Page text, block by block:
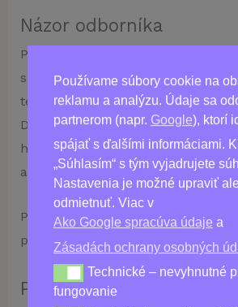
Používame súbory cookie na
reklamu a analýzu. Údaje sa
partnerom (napr. Google), ktorí
spájať s ďalšími informáciami.
„Súhlasím“ s tým vyjadrujete
Nastavenia je možné upraviť
odmietnuť. Viac v
Ako Google spracúva údaje a
Zásadách ochrany osobných
Technické – nevyhnutné pre
Technické – nevyhnutné
fungovanie
Názor odborníka
Pavel Čech, slovenský dietológ a
správnu výživu s 30-ročnou
tento výživový doplnok na podporu
Doplnok obohacuje telo o
hlad, odstraňuje únavu a úzkosť.
a prirodzené chudnutie bez
Produkt urýchľuje prechod tela
pri premene tukov na energiu.
Pripojte sa k tisícom